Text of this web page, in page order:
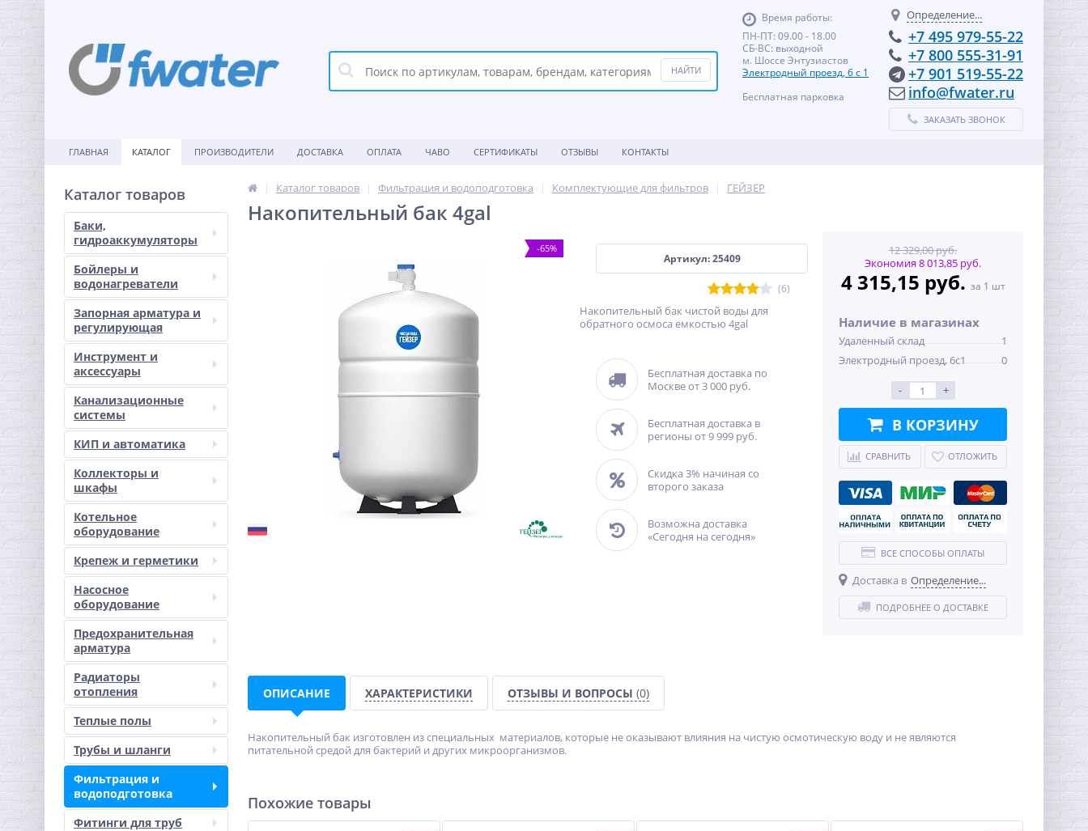
Время работы:
ПН-ПТ: 09.00 - 18.00
СБ-ВС: выходной
м. Шоссе Энтузиастов
Электродный проезд, 6 с 1
Бесплатная парковка
Определение...
+7 495 979-55-22
+7 800 555-31-91
+7 901 519-55-22
info@fwater.ru
ЗАКАЗАТЬ ЗВОНОК
ГЛАВНАЯ КАТАЛОГ ПРОИЗВОДИТЕЛИ ДОСТАВКА ОПЛАТА ЧАВО СЕРТИФИКАТЫ ОТЗЫВЫ КОНТАКТЫ
Каталог товаров
Баки,
гидроаккумуляторы
Бойлеры и
водонагреватели
Запорная арматура и
регулирующая
Инструмент и
аксессуары
Канализационные
системы
КИП и автоматика
Коллекторы и
шкафы
Котельное
оборудование
Крепеж и герметики
Насосное
оборудование
Предохранительная
арматура
Радиаторы
отопления
Теплые полы
Трубы и шланги
Фильтрация и
водоподготовка
Фитинги для труб
Каталог товаров Фильтрация и водоподготовка Комплектующие для фильтров ГЕЙЗЕР
Накопительный бак 4gal
-65%
Артикул: 25409
(6)
Накопительный бак чистой воды для
обратного осмоса емкостью 4gal
Бесплатная доставка по
Москве от 3 000 руб.
Бесплатная доставка в
регионы от 9 999 руб.
Скидка 3% начиная со
второго заказа
Возможна доставка
«Сегодня на сегодня»
12 329,00 руб.
Экономия 8 013,85 руб.
4 315,15 руб. за 1 шт
Наличие в магазинах
Удаленный склад
1
Электродный проезд, 6с1
0
- +
В КОРЗИНУ
СРАВНИТЬ ОТЛОЖИТЬ
ВСЕ СПОСОБЫ ОПЛАТЫ
Доставка в Определение...
ПОДРОБНЕЕ О ДОСТАВКЕ
ОПИСАНИЕ ХАРАКТЕРИСТИКИ ОТЗЫВЫ И ВОПРОСЫ (0)
Накопительный бак изготовлен из специальных материалов, которые не оказывают влияния на чистую осмотическую воду и не являются
питательной средой для бактерий и других микроорганизмов.
Похожие товары